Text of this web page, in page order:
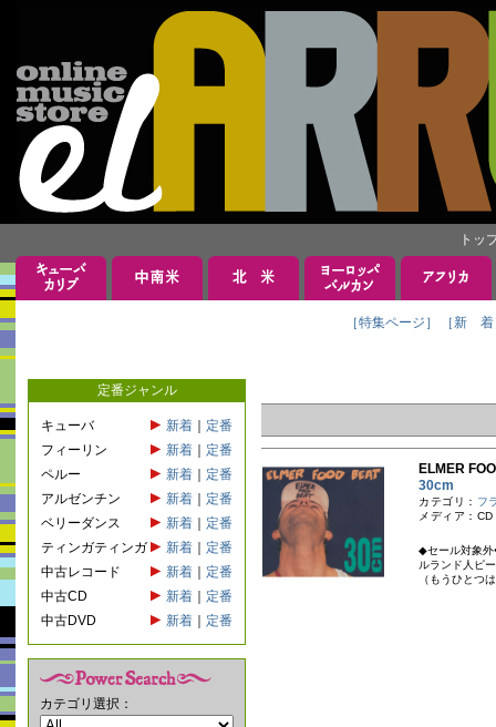
トッ
［特集ページ］ ［新 着
定番ジャンル
キューバ 新着
定番
フィーリン
新着
定番
ペルー
新着
定番
アルゼンチン
新着
定番
ベリーダンス
新着
定番
ティンガティンガ
新着
定番
中古レコード
新着
定番
中古CD
新着
定番
中古DVD
新着 定番
カテゴリ選択：
ELMER
30cm
カテゴリ： フ
メディア：CD
◆セール対象
ルランド人ピ
（もうひとつ